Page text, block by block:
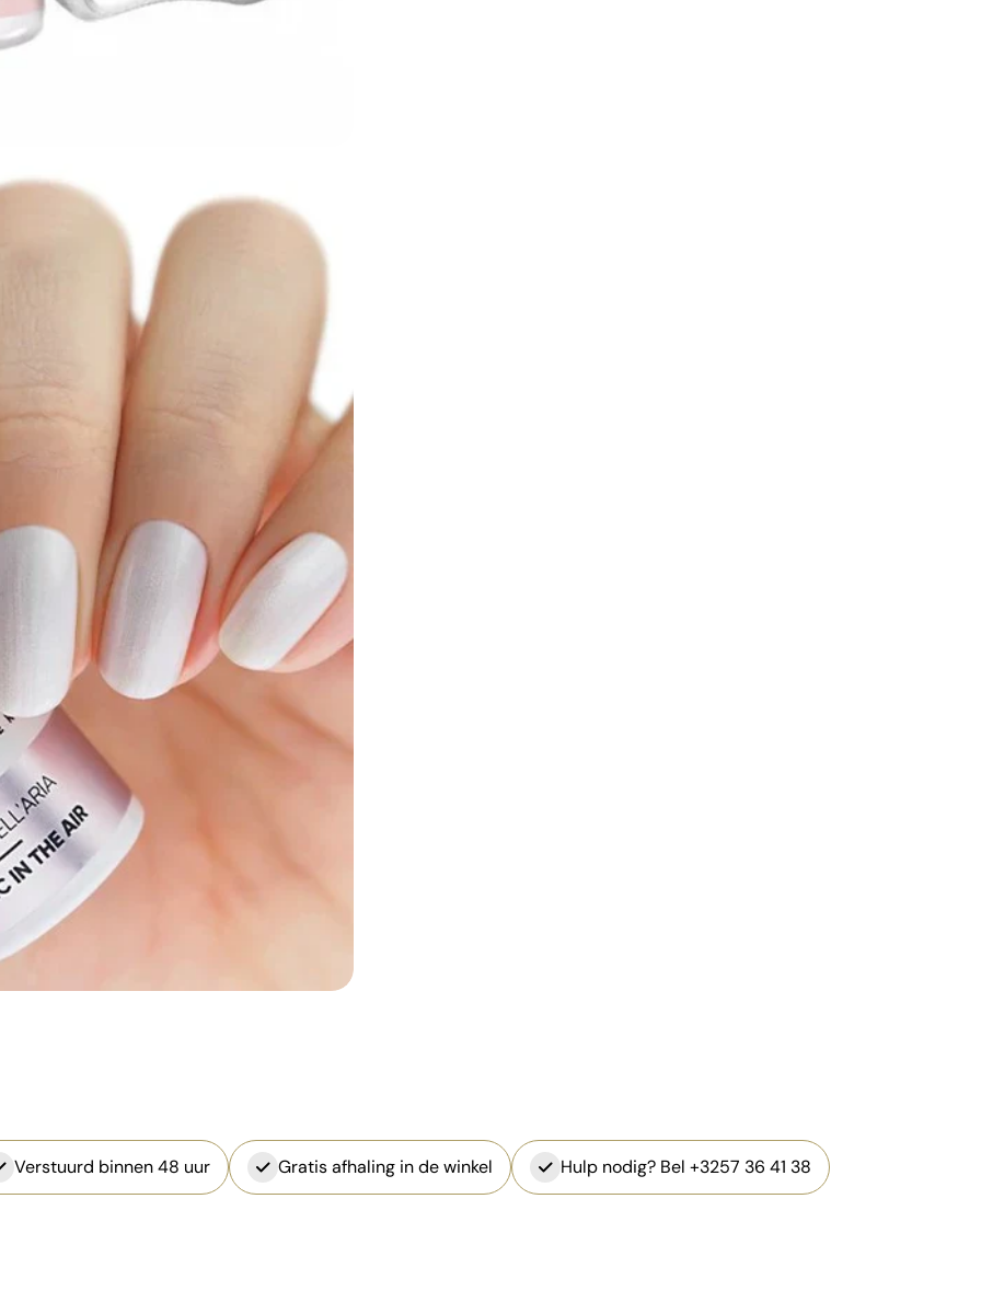
Verstuurd binnen 48 uur Gratis afhaling in de winkel Hulp nodig? Bel +3257 36 41 38